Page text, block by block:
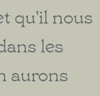
qu'il nous
les
aurons